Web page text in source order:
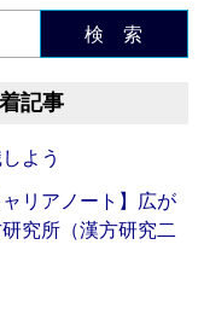
検 索
記事
よう
リアノート】広が
究所（漢方研究二